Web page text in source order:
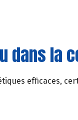
dans la
efficaces,